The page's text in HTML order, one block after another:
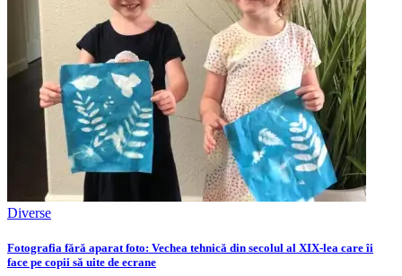
Diverse
Fotografia fără aparat foto: Vechea tehnică din secolul al XIX-lea care îi
face pe copii să uite de ecrane